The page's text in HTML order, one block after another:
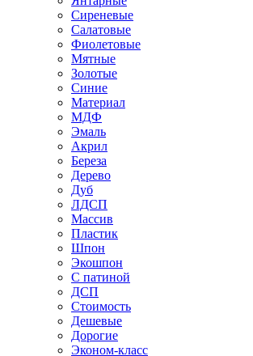
Сиреневые
Салатовые
Фиолетовые
Мятные
Золотые
Синие
Материал
МДФ
Эмаль
Акрил
Береза
Дерево
Дуб
ЛДСП
Массив
Пластик
Шпон
Экошпон
С патиной
ДСП
Стоимость
Дешевые
Дорогие
Эконом-класс